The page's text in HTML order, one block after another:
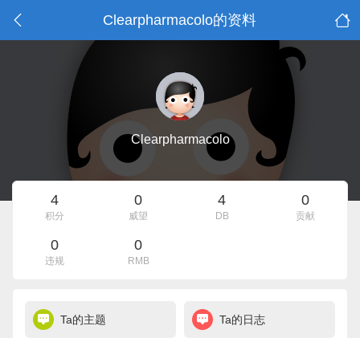
Clearpharmacolo的资料
Clearpharmacolo
4
积分
0
威望
4
DB
0
贡献
0
违规
0
RMB
Ta的主题 Ta的日志